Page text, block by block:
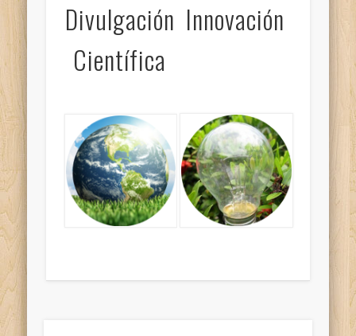
Divulgación
Científica
Innovación